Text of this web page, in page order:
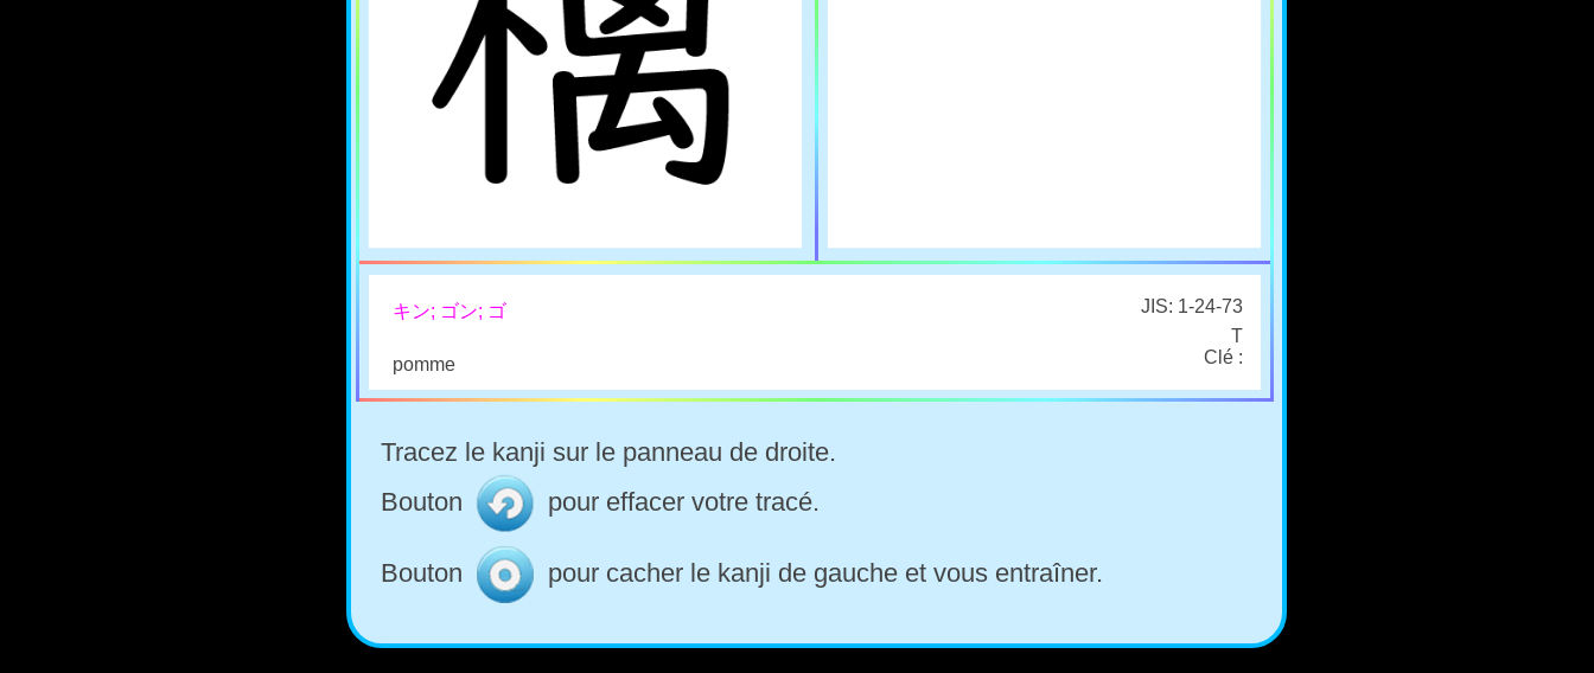
キン; ゴン; ゴ
JIS: 1-24-73
T
pomme
Clé :
Tracez le kanji sur le panneau de droite.
Bouton
pour effacer votre tracé.
Bouton pour cacher le kanji de gauche et vous entraîner.